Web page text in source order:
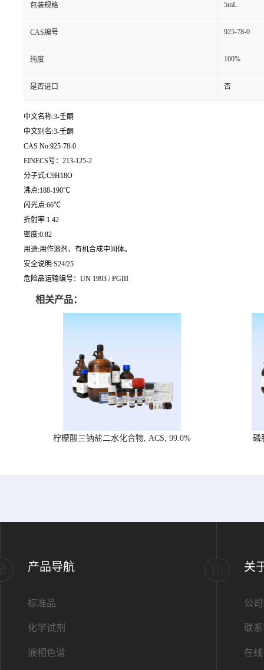
包装规格 5mL
CAS编号 925-78-0
纯度 100%
是否进口 否
中文名称:3-壬酮
中文别名:3-壬酮
CAS No:925-78-0
EINECS号：213-125-2
分子式:C9H18O
沸点:188-190℃
闪光点:66℃
折射率:1.42
密度:0.82
用途:用作溶剂、有机合成中间体。
安全说明:S24/25
危险品运输编号：UN 1993 / PGIII
相关产品：
柠檬酸三钠盐二水化合物, ACS, 99.0% 磷
产品导航
标准品
化学试剂
液相色谱
关
公
联
在